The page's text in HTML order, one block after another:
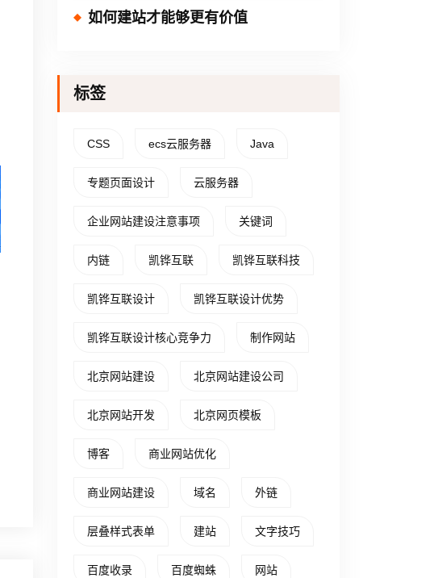
如何建站才能够更有价值
标签
CSS ecs云服务器 Java
专题页面设计 云服务器
企业网站建设注意事项 关键词
内链 凯铧互联 凯铧互联科技
凯铧互联设计 凯铧互联设计优势
凯铧互联设计核心竞争力 制作网站
北京网站建设 北京网站建设公司
北京网站开发 北京网页模板
博客 商业网站优化
商业网站建设 域名 外链
层叠样式表单 建站 文字技巧
百度收录 百度蜘蛛 网站